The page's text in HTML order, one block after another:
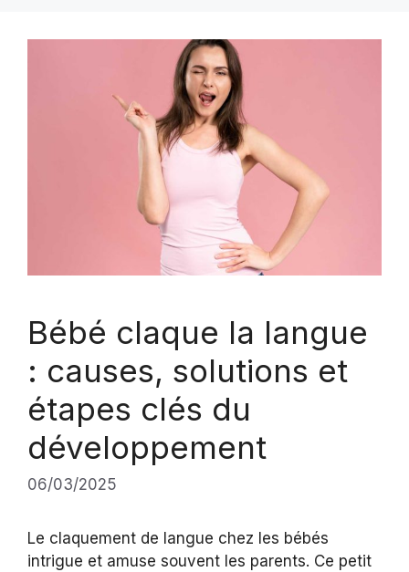
Bébé claque la langue
: causes, solutions et
étapes clés du
développement
06/03/2025
Le claquement de langue chez les bébés
intrigue et amuse souvent les parents. Ce petit